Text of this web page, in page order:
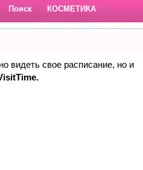
Поиск КОСМЕТИКА
видеть свое расписание, но и